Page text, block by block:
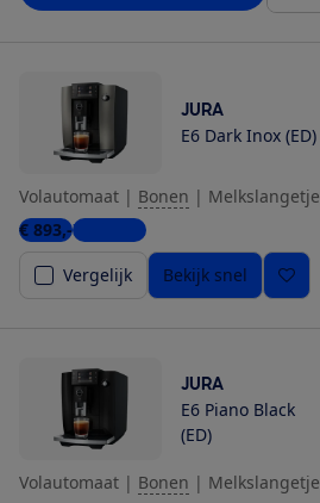
JURA
E6 Dark Inox (ED)
Volautomaat | Bonen | Melkslangetje
€ 893,-7 winkels
Vergelijk
Bekijk snel
JURA
E6 Piano Black
(ED)
Volautomaat | Bonen | Melkslangetje